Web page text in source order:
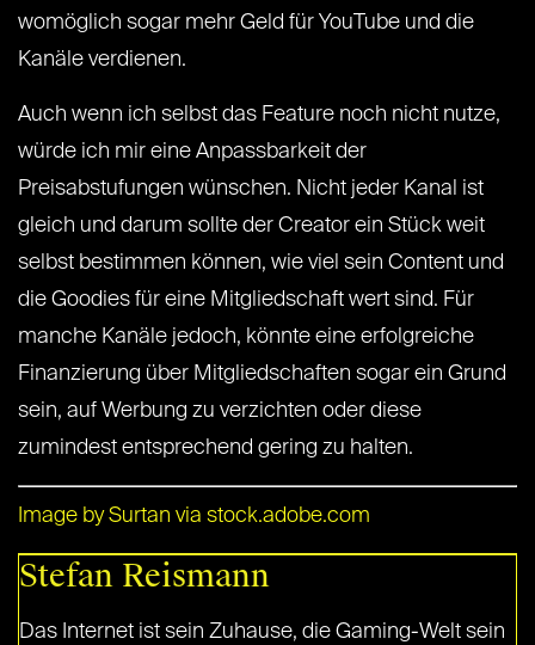
womöglich sogar mehr Geld für YouTube und die
Kanäle verdienen.
Auch wenn ich selbst das Feature noch nicht nutze,
würde ich mir eine Anpassbarkeit der
Preisabstufungen wünschen. Nicht jeder Kanal ist
gleich und darum sollte der Creator ein Stück weit
selbst bestimmen können, wie viel sein Content und
die Goodies für eine Mitgliedschaft wert sind. Für
manche Kanäle jedoch, könnte eine erfolgreiche
Finanzierung über Mitgliedschaften sogar ein Grund
sein, auf Werbung zu verzichten oder diese
zumindest entsprechend gering zu halten.
Image by Surtan via stock.adobe.com
Stefan Reismann
Das Internet ist sein Zuhause, die Gaming-Welt sein